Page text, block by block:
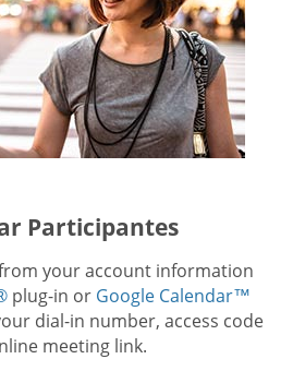
Participantes
your account information
plug-in or Google Calendar™
dial-in number, access code
meeting link.